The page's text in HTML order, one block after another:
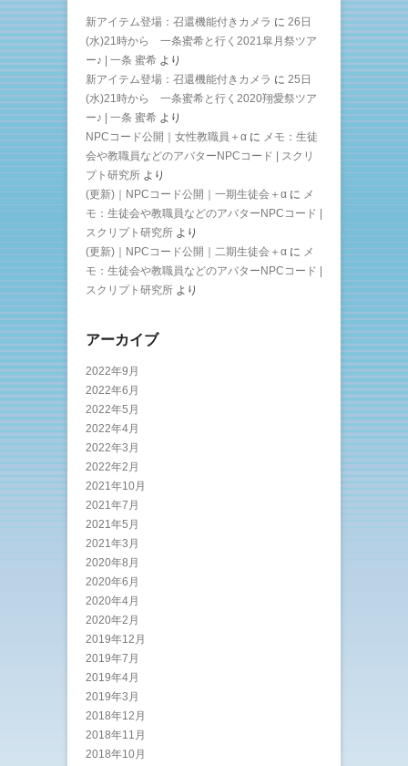
新アイテム登場：召還機能付きカメラ に 26日
(水)21時から 一条蜜希と行く2021皐月祭ツア
ー♪ | 一条 蜜希 より
新アイテム登場：召還機能付きカメラ に 25日
(水)21時から 一条蜜希と行く2020翔愛祭ツア
ー♪ | 一条 蜜希 より
NPCコード公開｜女性教職員＋α に メモ：生徒
会や教職員などのアバターNPCコード | スクリ
プト研究所 より
(更新)｜NPCコード公開｜一期生徒会＋α に メ
モ：生徒会や教職員などのアバターNPCコード |
スクリプト研究所 より
(更新)｜NPCコード公開｜二期生徒会＋α に メ
モ：生徒会や教職員などのアバターNPCコード |
スクリプト研究所 より
アーカイブ
2022年9月
2022年6月
2022年5月
2022年4月
2022年3月
2022年2月
2021年10月
2021年7月
2021年5月
2021年3月
2020年8月
2020年6月
2020年4月
2020年2月
2019年12月
2019年7月
2019年4月
2019年3月
2018年12月
2018年11月
2018年10月